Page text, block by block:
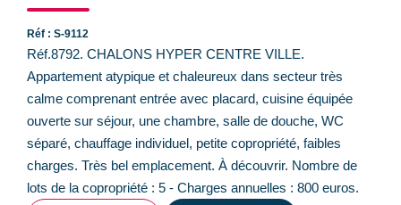
Réf : S-9112
Réf.8792. CHALONS HYPER CENTRE VILLE.
Appartement atypique et chaleureux dans secteur très
calme comprenant entrée avec placard, cuisine équipée
ouverte sur séjour, une chambre, salle de douche, WC
séparé, chauffage individuel, petite copropriété, faibles
charges. Très bel emplacement. À découvrir. Nombre de
lots de la copropriété : 5 - Charges annuelles : 800 euros.